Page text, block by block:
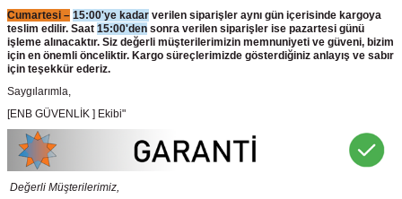
Cumartesi – 15:00'ye kadar verilen siparişler aynı gün içerisinde kargoya
teslim edilir. Saat 15:00'den sonra verilen siparişler ise pazartesi günü
işleme alınacaktır. Siz değerli müşterilerimizin memnuniyeti ve güveni, bizim
için en önemli önceliktir. Kargo süreçlerimizde gösterdiğiniz anlayış ve sabır
için teşekkür ederiz.
Saygılarımla,
[ENB GÜVENLİK ] Ekibi"
Değerli Müşterilerimiz,